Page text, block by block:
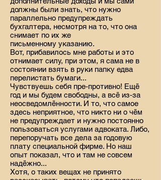
должны были знать, что нужно
параллельно предупреждать
бухгалтера, несмотря на то, что она
снимает по их же
письменному указанию.
Вот, прибавилось мне работы и это
отнимает силу, при этом, я сама не в
состоянии взять в руки папку едва
перелистать бумаги...
Чувствуешь себя пре-противно! Ещё
год и мы будем свободны, а всё из-за
неосведомлённости. И то, что самое
здесь неприятное, что никто ни о чём
не предупреждает и нужно постоянно
пользоваться услугами адвоката. Либо,
перепоручать все дела за годовую
плату специальной фирме. Но наш
опыт показал, что и там не совсем
надёжно...
Хотя, о таких вещах не принято